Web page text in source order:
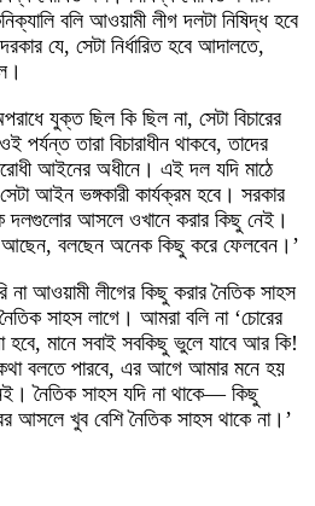
বলি আওয়ামী লীগ দলটা নিষিদ্ধ হবে
যে, সেটা নির্ধারিত হবে আদালতে,
যুক্ত ছিল কি ছিল না, সেটা বিচারের
পর্যন্ত তারা বিচারাধীন থাকবে, তাদের
আইনের অধীনে। এই দল যদি মাঠে
আইন ভঙ্গকারী কার্যক্রম হবে। সরকার
দলগুলোর আসলে ওখানে করার কিছু নেই।
আছেন, বলছেন অনেক কিছু করে ফেলবেন।’
আওয়ামী লীগের কিছু করার নৈতিক সাহস
সাহস লাগে। আমরা বলি না ‘চোরের
হবে, মানে সবাই সবকিছু ভুলে যাবে আর কি!
বলতে পারবে, এর আগে আমার মনে হয়
নৈতিক সাহস যদি না থাকে— কিছু
আসলে খুব বেশি নৈতিক সাহস থাকে না।’